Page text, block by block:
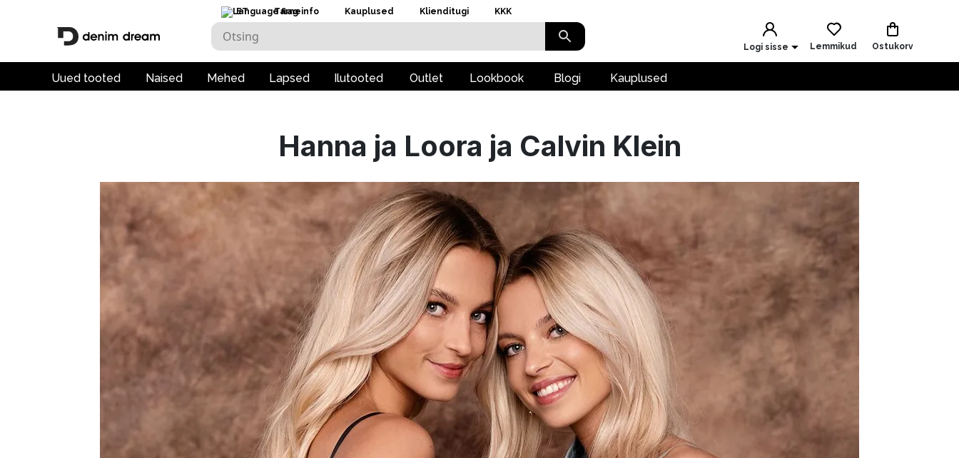
ET Tarneinfo Kauplused Klienditugi KKK
Logi sisse Lemmikud Ostukorv
Uued tooted Naised Mehed Lapsed Ilutooted Outlet Lookbook Blogi Kauplused
Hanna ja Loora ja Calvin Klein